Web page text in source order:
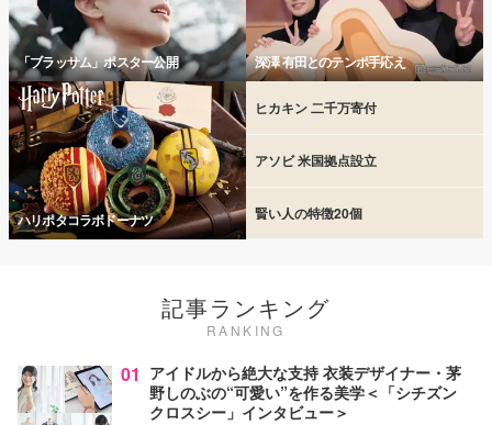
「ブラッサム」ポスター公開 深澤 有田とのテンポ手応え
ハリポタコラボドーナツ
ヒカキン 二千万寄付
アソビ 米国拠点設立
賢い人の特徴20個
記事ランキング
RANKING
01 アイドルから絶大な支持 衣装デザイナー・茅
野しのぶの“可愛い”を作る美学＜「シチズン
クロスシー」インタビュー＞